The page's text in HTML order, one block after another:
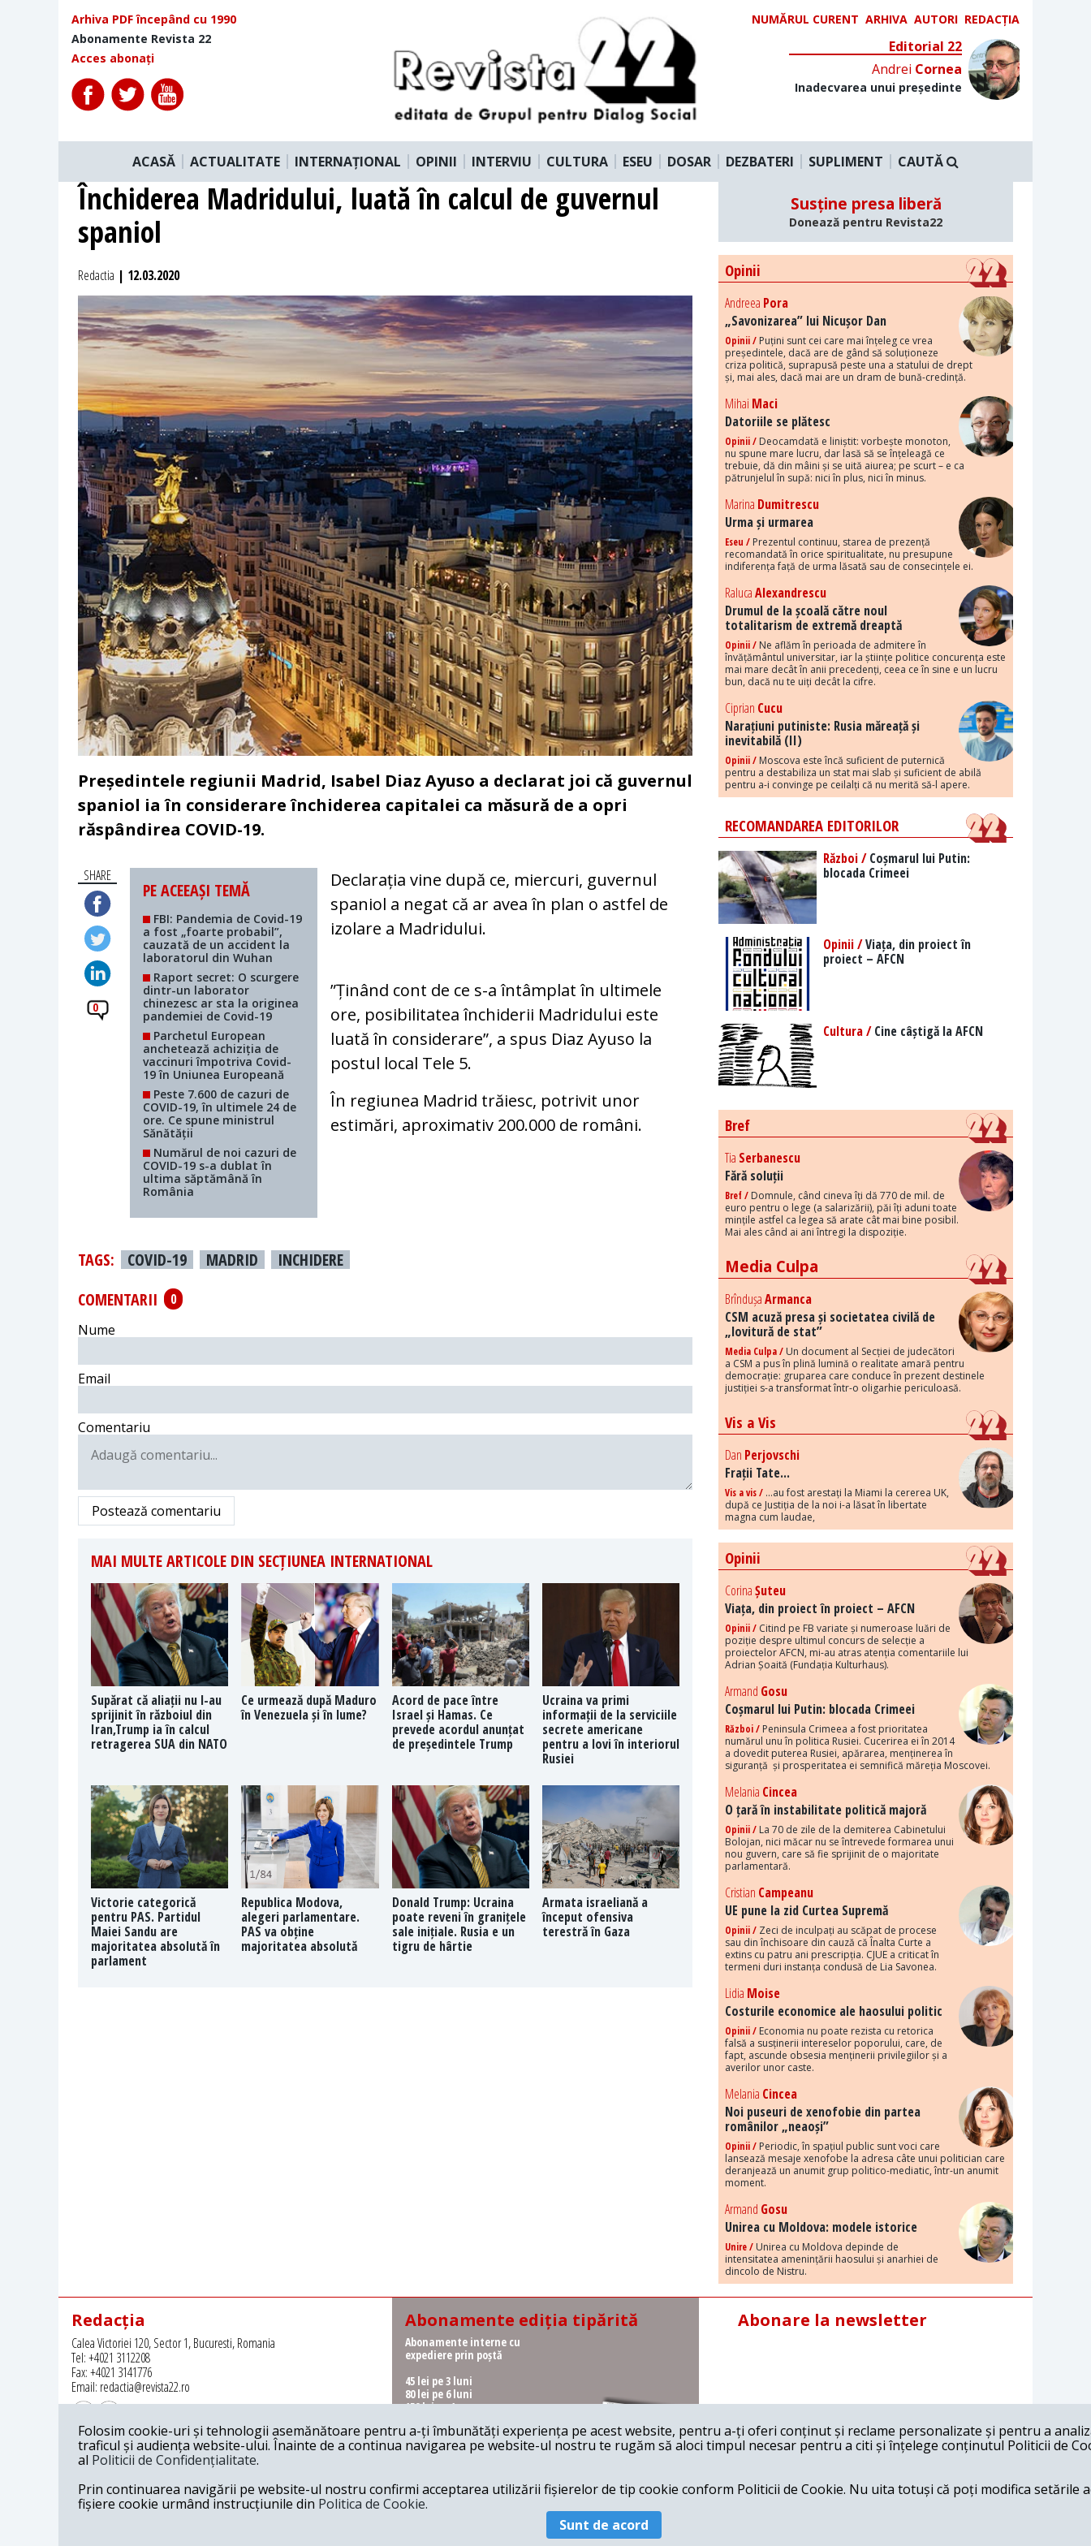
Arhiva PDF începând cu 1990
Abonamente Revista 22
Acces abonați
NUMĂRUL CURENT ARHIVA AUTORI REDACȚIA
Editorial 22
Andrei Cornea
Inadecvarea unui președinte
ACASĂ ACTUALITATE INTERNAȚIONAL OPINII INTERVIU CULTURA ESEU DOSAR DEZBATERI SUPLIMENT CAUTĂ
Închiderea Madridului, luată în calcul de guvernul
spaniol
Redactia | 12.03.2020
Președintele regiunii Madrid, Isabel Diaz Ayuso a declarat joi că guvernul
spaniol ia în considerare închiderea capitalei ca măsură de a opri
răspândirea COVID-19.
SHARE
0
PE ACEEAȘI TEMĂ
FBI: Pandemia de Covid-19
a fost „foarte probabil”,
cauzată de un accident la
laboratorul din Wuhan
Raport secret: O scurgere
dintr-un laborator
chinezesc ar sta la originea
pandemiei de Covid-19
​ Parchetul European
anchetează achiziția de
vaccinuri împotriva Covid-
19 în Uniunea Europeană
Peste 7.600 de cazuri de
COVID-19, în ultimele 24 de
ore. Ce spune ministrul
Sănătății
Numărul de noi cazuri de
COVID-19 s-a dublat în
ultima săptămână în
România
Declarația vine după ce, miercuri, guvernul
spaniol a negat că ar avea în plan o astfel de
izolare a Madridului.
”Ținând cont de ce s-a întâmplat în ultimele
ore, posibilitatea închiderii Madridului este
luată în considerare”, a spus Diaz Ayuso la
postul local Tele 5.
În regiunea Madrid trăiesc, potrivit unor
estimări, aproximativ 200.000 de români.
TAGS: COVID-19 MADRID
INCHIDERE
COMENTARII
0
Nume
Email
Comentariu
Postează comentariu
MAI MULTE ARTICOLE DIN SECȚIUNEA INTERNATIONAL
Supărat că aliații nu l-au
sprijinit în războiul din
Iran,Trump ia în calcul
retragerea SUA din NATO
Ce urmează după Maduro
în Venezuela și în lume?
Acord de pace între
Israel și Hamas. Ce
prevede acordul anunțat
de președintele Trump
Ucraina va primi
informații de la serviciile
secrete americane
pentru a lovi în interiorul
Rusiei
Victorie categorică
pentru PAS. Partidul
Maiei Sandu are
majoritatea absolută în
parlament
Republica Modova,
alegeri parlamentare.
PAS va obține
majoritatea absolută
Donald Trump: Ucraina
poate reveni în granițele
sale inițiale. Rusia e un
tigru de hârtie
Armata israeliană a
început ofensiva
terestră în Gaza
Susține presa liberă
Donează pentru Revista22
Opinii
Andreea Pora
„Savonizarea” lui Nicușor Dan
Opinii / Puțini sunt cei care mai înțeleg ce vrea
președintele, dacă are de gând să soluționeze
criza politică, suprapusă peste una a statului de drept
și, mai ales, dacă mai are un dram de bună-credință.
Mihai Maci
Datoriile se plătesc
Opinii / Deocamdată e liniștit: vorbește monoton,
nu spune mare lucru, dar lasă să se înțeleagă ce
trebuie, dă din mâini și se uită aiurea; pe scurt – e ca
pătrunjelul în supă: nici în plus, nici în minus.
Marina Dumitrescu
Urma și urmarea
Eseu / Prezentul continuu, starea de prezență
recomandată în orice spiritualitate, nu presupune
indiferența față de urma lăsată sau de consecințele ei.
RalucaAlexandrescu
Drumul de la școală către noul
totalitarism de extremă dreaptă
Opinii / Ne aflăm în perioada de admitere în
învățământul universitar, iar la științe politice concurența este
mai mare decât în anii precedenți, ceea ce în sine e un lucru
bun, dacă nu te uiți decât la cifre.
Ciprian Cucu
Narațiuni putiniste: Rusia măreață și
inevitabilă (II)
Opinii / Moscova este încă suficient de puternică
pentru a destabiliza un stat mai slab și suficient de abilă
pentru a-i convinge pe ceilalți că nu merită să-l apere.
RECOMANDAREA EDITORILOR
Război /Coșmarul lui Putin:
blocada Crimeei
Opinii /Viața, din proiect în
proiect – AFCN
Cultura /Cine câștigă la AFCN
Bref
Tia Serbanescu
Fără soluții
Bref / Domnule, când cineva îți dă 770 de mil. de
euro pentru o lege (a salarizării), păi îți aduni toate
mințile astfel ca legea să arate cât mai bine posibil.
Mai ales când ai ani întregi la dispoziție.
Media Culpa
BrîndușaArmanca
CSM acuză presa și societatea civilă de
„lovitură de stat”
Media Culpa / Un document al Secției de judecători
a CSM a pus în plină lumină o realitate amară pentru
democrație: gruparea care conduce în prezent destinele
justiției s-a transformat într-o oligarhie periculoasă.
Vis a Vis
Dan Perjovschi
Frații Tate...
Vis a vis / ...au fost arestați la Miami la cererea UK,
după ce Justiția de la noi i-a lăsat în libertate
magna cum laudae,
Opinii
CorinaȘuteu
Viața, din proiect în proiect – AFCN
Opinii / Citind pe FB variate și numeroase luări de
poziție despre ultimul concurs de selecție a
proiectelor AFCN, mi-au atras atenția comentariile lui
Adrian Șoaită (Fundația Kulturhaus).
Armand Gosu
Coșmarul lui Putin: blocada Crimeei
Război / Peninsula Crimeea a fost prioritatea
numărul unu în politica Rusiei. Cucerirea ei în 2014
a dovedit puterea Rusiei, apărarea, menținerea în
siguranță și prosperitatea ei semnifică măreția Moscovei.
Melania Cincea
O țară în instabilitate politică majoră
Opinii / La 70 de zile de la demiterea Cabinetului
Bolojan, nici măcar nu se întrevede formarea unui
nou guvern, care să fie sprijinit de o majoritate
parlamentară.
Cristian Campeanu
UE pune la zid Curtea Supremă
Opinii / Zeci de inculpați au scăpat de procese
sau din închisoare din cauză că Înalta Curte a
extins cu patru ani prescripția. CJUE a criticat în
termeni duri instanța condusă de Lia Savonea.
Lidia Moise
Costurile economice ale haosului politic
Opinii / Economia nu poate rezista cu retorica
falsă a susținerii intereselor poporului, care, de
fapt, ascunde obsesia menținerii privilegiilor și a
averilor unor caste.
Melania Cincea
Noi puseuri de xenofobie din partea
românilor „neaoși”
Opinii / Periodic, în spațiul public sunt voci care
lansează mesaje xenofobe la adresa câte unui politician care
deranjează un anumit grup politico-mediatic, într-un anumit
moment.
Armand Gosu
Unirea cu Moldova: modele istorice
Unire / Unirea cu Moldova depinde de
intensitatea amenințării haosului și anarhiei de
dincolo de Nistru.
Redacția
Calea Victoriei 120, Sector 1, Bucuresti, Romania
Tel: +4021 3112208
Fax: +4021 3141776
Email: redactia@revista22.ro
Revista 22 este editata de
Abonamente ediția tipărită
Abonamente interne cu
expediere prin poștă
45 lei pe 3 luni
80 lei pe 6 luni
150 lei pe 1 an
Abonamente interne cu
ridicare de la redacție
62 lei pe 6 luni
115 lei pe 1 an
Abonare la newsletter
© 2026 Revista 22
Folosim cookie-uri și tehnologii asemănătoare pentru a-ți îmbunătăți experiența pe acest website, pentru a-ți oferi conținut și reclame personalizate și pentru a
traficul și audiența website-ului. Înainte de a continua navigarea pe website-ul nostru te rugăm să aloci timpul necesar pentru a citi și înțelege conținutul Politicii de
al Politicii de Confidențialitate.
Prin continuarea navigării pe website-ul nostru confirmi acceptarea utilizării fișierelor de tip cookie conform Politicii de Cookie. Nu uita totuși că poți modifica setările
fișiere cookie urmând instrucțiunile din Politica de Cookie.
Sunt de acord